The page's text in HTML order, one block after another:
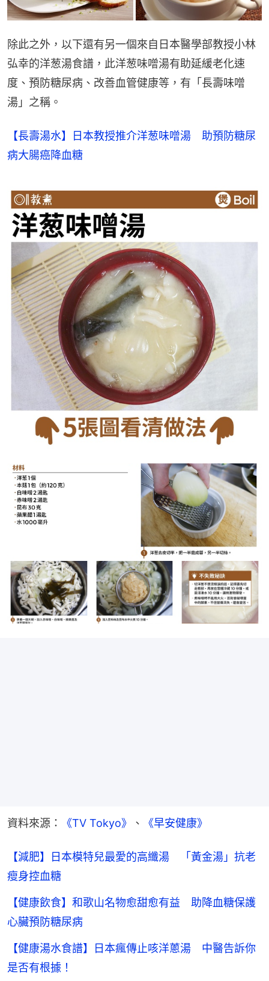
除此之外，以下還有另一個來自日本醫學部教授小林
弘幸的洋葱湯食譜，此洋葱味噌湯有助延緩老化速
度、預防糖尿病、改善血管健康等，有「長壽味噌
湯」之稱。
【長壽湯水】日本教授推介洋葱味噌湯　助預防糖尿
病大腸癌降血糖
資料來源： 《TV Tokyo》 、 《早安健康》
【減肥】日本模特兒最愛的高纖湯 「黃金湯」抗老
瘦身控血糖
【健康飲食】和歌山名物愈甜愈有益 助降血糖保護
心臟預防糖尿病
【健康湯水食譜】日本瘋傳止咳洋蔥湯 中醫告訴你
是否有根據！